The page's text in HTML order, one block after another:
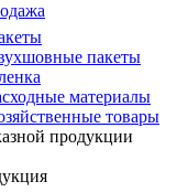
пакеты
материалы
товары